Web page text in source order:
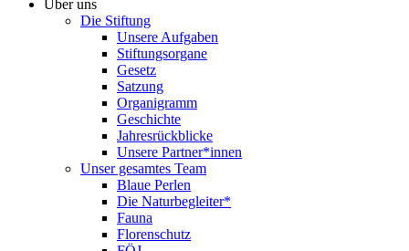
Über uns
Die Stiftung
Unsere Aufgaben
Stiftungsorgane
Gesetz
Satzung
Organigramm
Geschichte
Jahresrückblicke
Unsere Partner*innen
Unser gesamtes Team
Blaue Perlen
Die Naturbegleiter*
Fauna
Florenschutz